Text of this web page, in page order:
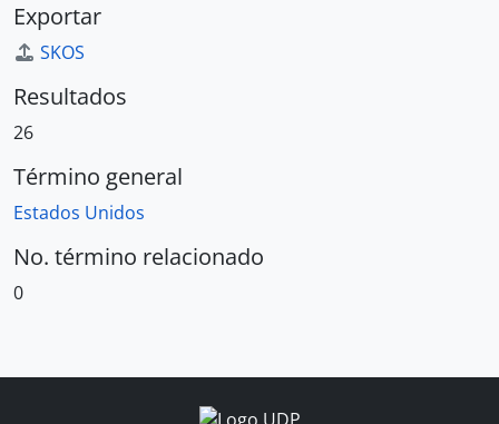
Exportar
SKOS
Resultados
26
Término general
Estados Unidos
No. término relacionado
0